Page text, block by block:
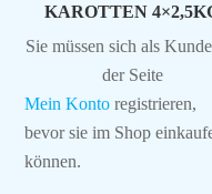
KAROTTEN
Sie müssen sich als
der Seite
Mein Konto registrieren,
bevor sie im Shop
können.